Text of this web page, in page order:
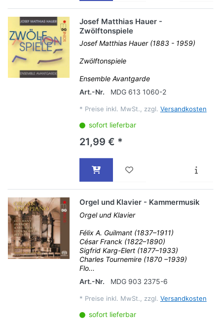
Josef Matthias Hauer -
Zwölftonspiele
Josef Matthias Hauer (1883 - 1959)
Zwölftonspiele
Ensemble Avantgarde
Art.-Nr.
MDG 613 1060-2
* Preise inkl. MwSt., zzgl. Versandkosten
sofort lieferbar
21,99 € *
Orgel und Klavier - Kammermusik
Orgel und Klavier
Félix A. Guilmant (1837–1911)
César Franck (1822–1890)
Sigfrid Karg-Elert (1877–1933)
Charles Tournemire (1870 –1939)
Flo...
Art.-Nr.
MDG 903 2375-6
* Preise inkl. MwSt., zzgl. Versandkosten
sofort lieferbar